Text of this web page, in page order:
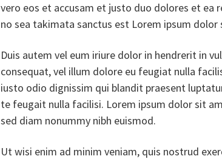
vero eos et accusam et justo duo dolores et ea
no sea takimata sanctus est Lorem ipsum dolor
Duis autem vel eum iriure dolor in hendrerit in
consequat, vel illum dolore eu feugiat nulla
iusto odio dignissim qui blandit praesent
te feugait nulla facilisi. Lorem ipsum dolor sit
sed diam nonummy nibh euismod.
Ut wisi enim ad minim veniam, quis nostrud